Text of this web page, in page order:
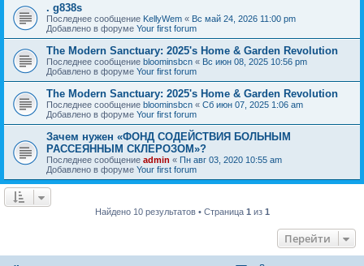
. g838s
Последнее сообщение KellyWem « Вс май 24, 2026 11:00 pm
Добавлено в форуме Your first forum
The Modern Sanctuary: 2025's Home & Garden Revolution
Последнее сообщение bloominsbcn « Вс июн 08, 2025 10:56 pm
Добавлено в форуме Your first forum
The Modern Sanctuary: 2025's Home & Garden Revolution
Последнее сообщение bloominsbcn « Сб июн 07, 2025 1:06 am
Добавлено в форуме Your first forum
Зачем нужен «ФОНД СОДЕЙСТВИЯ БОЛЬНЫМ
РАССЕЯННЫМ СКЛЕРОЗОМ»?
Последнее сообщение admin « Пн авг 03, 2020 10:55 am
Добавлено в форуме Your first forum
Найдено 10 результатов • Страница 1 из 1
Перейти